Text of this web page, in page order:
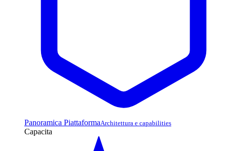
Panoramica PiattaformaArchitettura e capabilities
Capacita